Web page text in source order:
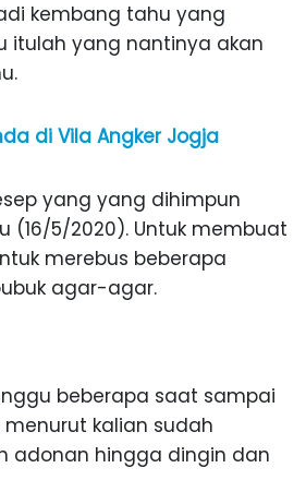
kembang tahu yang
itulah yang nantinya akan
di Vila Angker Jogja
yang yang dihimpun
(16/5/2020). Untuk membuat
merebus beberapa
agar-agar.
beberapa saat sampai
kalian sudah
adonan hingga dingin dan